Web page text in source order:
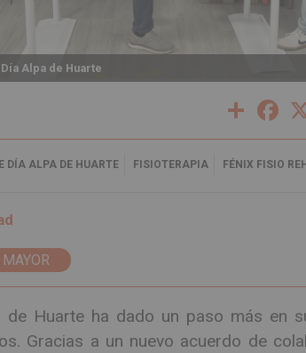
Alpa de Huarte
Share
DÍA ALPA DE HUARTE FISIOTERAPIA FÉNIX FISIO
de Huarte ha dado un paso más en
Gracias a un nuevo acuerdo de